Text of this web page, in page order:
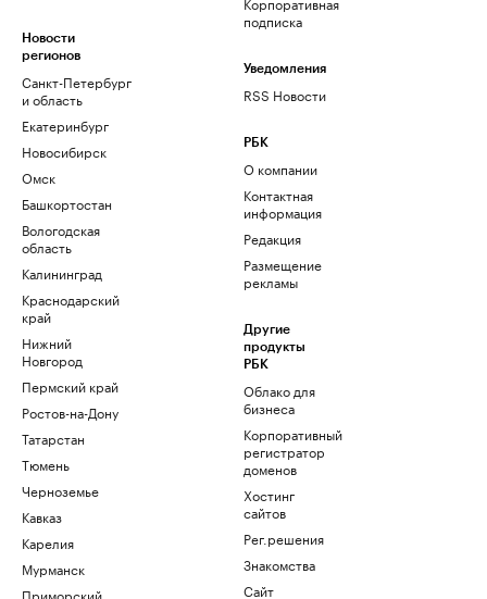
Новости
регионов
Санкт-Петербург
и область
Екатеринбург
Новосибирск
Омск
Башкортостан
Вологодская
область
Калининград
Краснодарский
край
Нижний
Новгород
Пермский край
Ростов-на-Дону
Татарстан
Тюмень
Черноземье
Кавказ
Карелия
Мурманск
Приморский
подписка
Уведомления
RSS Новости
РБК
О компании
Контактная
информация
Редакция
Размещение
рекламы
Другие
продукты
РБК
Облако для
бизнеса
Корпоративный
регистратор
доменов
Хостинг
сайтов
Рег.решения
Знакомства
Сайт